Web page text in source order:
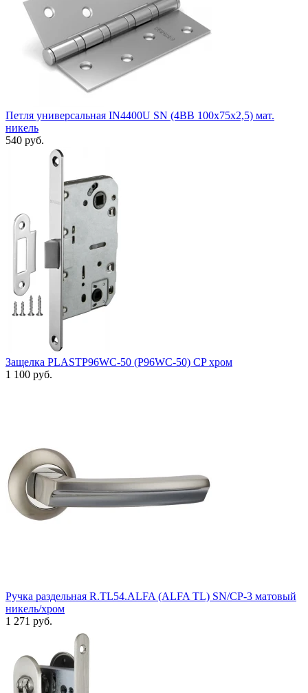
Петля универсальная IN4400U SN (4BB 100x75x2,5) мат.
никель
540 руб.
Защелка PLASTP96WC-50 (P96WC-50) CP хром
1 100 руб.
Ручка раздельная R.TL54.ALFA (ALFA TL) SN/CP-3 матовый
никель/хром
1 271 руб.